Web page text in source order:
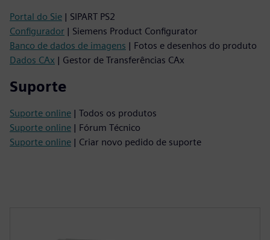
Portal do Sie | SIPART PS2
Configurador | Siemens Product Configurator
Banco de dados de imagens | Fotos e desenhos do produto
Dados CAx | Gestor de Transferências CAx
Suporte
Suporte online | Todos os produtos
Suporte online | Fórum Técnico
Suporte online | Criar novo pedido de suporte